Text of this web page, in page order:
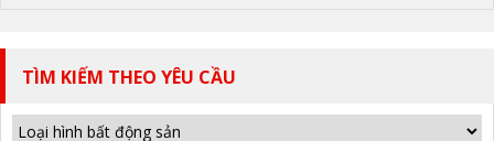
TÌM KIẾM THEO YÊU CẦU